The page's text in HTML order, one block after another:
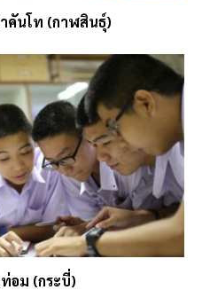
คันโท (กาฬสินธุ์)
อม (กระบี่)